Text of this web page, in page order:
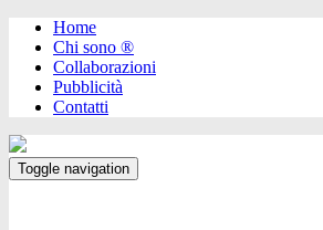
Home
Chi sono ®️
Collaborazioni
Pubblicità
Contatti
Toggle navigation